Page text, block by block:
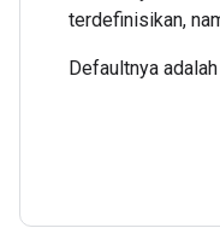
terdefinisikan,
Defaultnya